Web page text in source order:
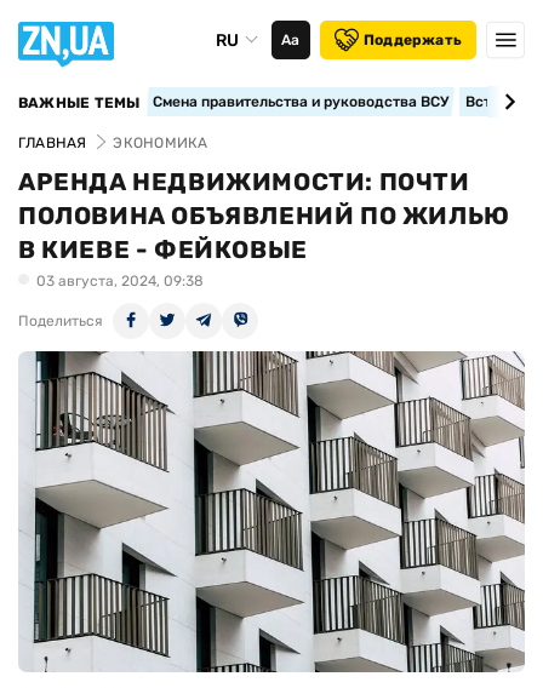
RU Аа Поддержать
ВАЖНЫЕ ТЕМЫ Смена правительства и руководства ВСУ
ГЛАВНАЯ ЭКОНОМИКА
АРЕНДА НЕДВИЖИМОСТИ: ПОЧТИ
ПОЛОВИНА ОБЪЯВЛЕНИЙ ПО ЖИЛЬЮ
В КИЕВЕ - ФЕЙКОВЫЕ
03 августа, 2024, 09:38
Поделиться